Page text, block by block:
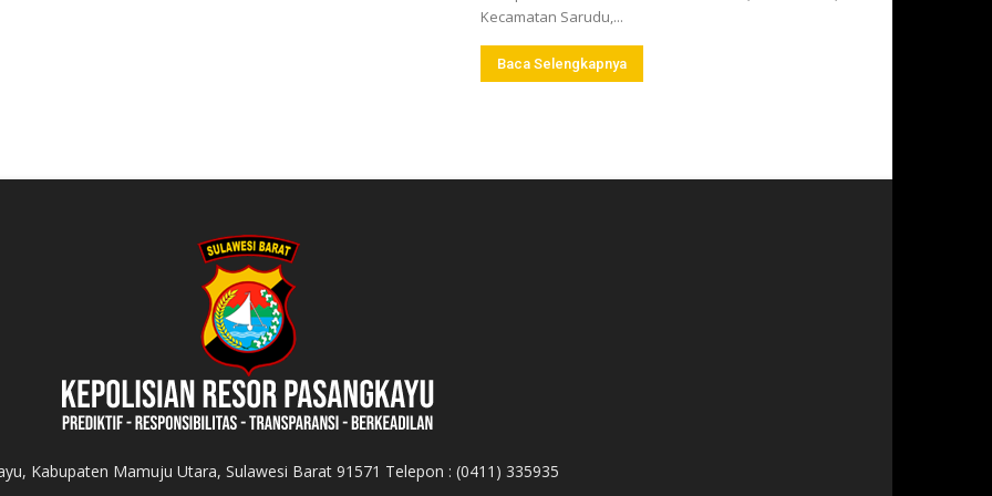
Kecamatan Sarudu,...
Baca Selengkapnya
Kabupaten Mamuju Utara, Sulawesi Barat 91571 Telepon : (0411) 335935